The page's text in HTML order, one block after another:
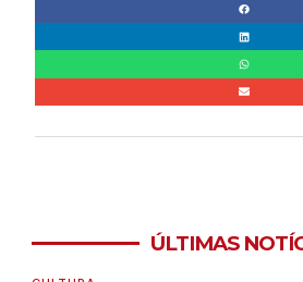
ÚLTIMAS